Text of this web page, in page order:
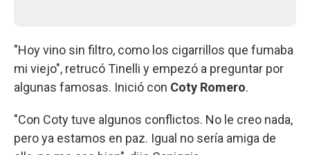
"Hoy vino sin filtro, como los cigarrillos que fumaba
mi viejo", retrucó Tinelli y empezó a preguntar por
algunas famosas. Inició con Coty Romero.
"Con Coty tuve algunos conflictos. No le creo nada,
pero ya estamos en paz. Igual no sería amiga de